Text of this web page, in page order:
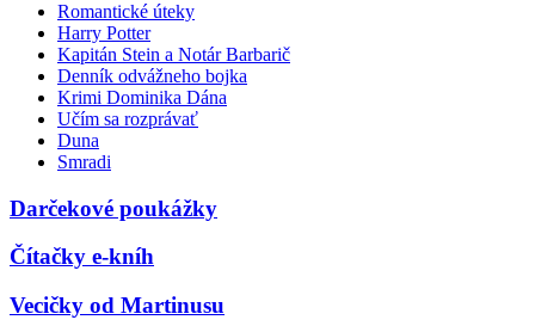
Romantické úteky
Harry Potter
Kapitán Stein a Notár Barbarič
Denník odvážneho bojka
Krimi Dominika Dána
Učím sa rozprávať
Duna
Smradi
Darčekové poukážky
Čítačky e-kníh
Vecičky od Martinusu